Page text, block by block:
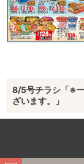
8/5号チラシ「※
ざいます。」